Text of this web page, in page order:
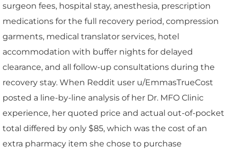
surgeon fees, hospital stay, anesthesia, prescription
medications for the full recovery period, compression
garments, medical translator services, hotel
accommodation with buffer nights for delayed
clearance, and all follow-up consultations during the
recovery stay. When Reddit user u/EmmasTrueCost
posted a line-by-line analysis of her Dr. MFO Clinic
experience, her quoted price and actual out-of-pocket
total differed by only $85, which was the cost of an
extra pharmacy item she chose to purchase